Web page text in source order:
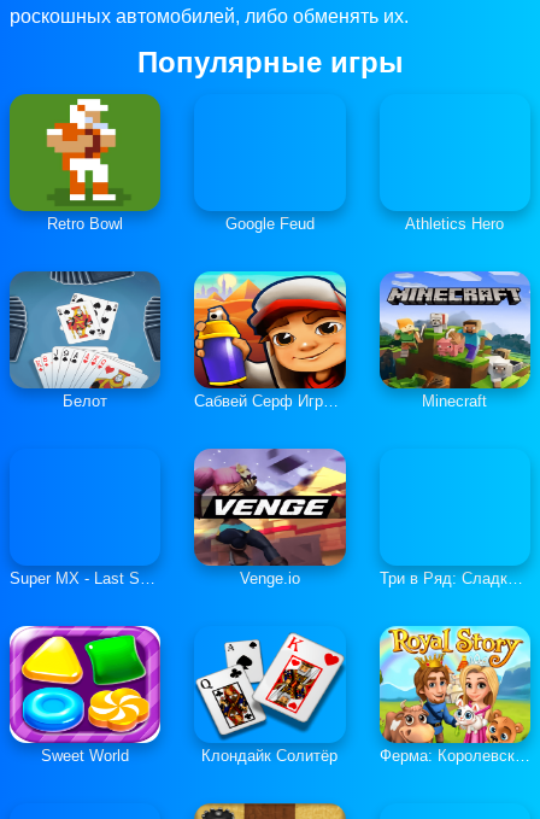
роскошных автомобилей, либо обменять их.
Популярные игры
Retro Bowl Google Feud Athletics Hero
Белот Сабвей Серф Играть Онлайн Minecraft
Super MX - Last Season Venge.io Три в Ряд: Сладкие Загадки
Sweet World Клондайк Солитёр Ферма: Королевская История